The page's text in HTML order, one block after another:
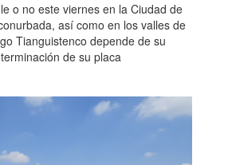
o no este viernes en la Ciudad de
así como en los valles de
Tianguistenco depende de su
de su placa